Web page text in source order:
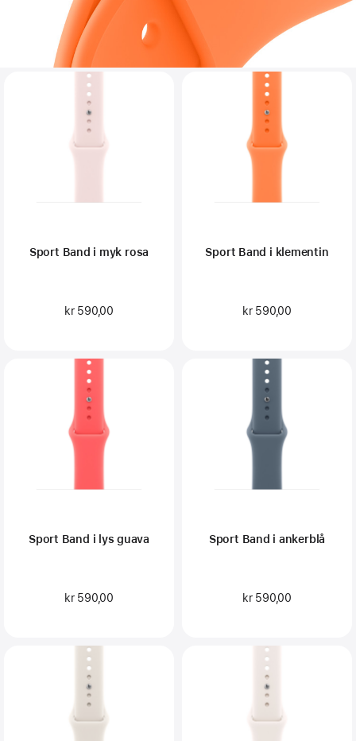
Sport Band i myk rosa
kr 590,00
Sport Band i klementin
kr 590,00
Sport Band i lys guava
kr 590,00
Sport Band i ankerblå
kr 590,00